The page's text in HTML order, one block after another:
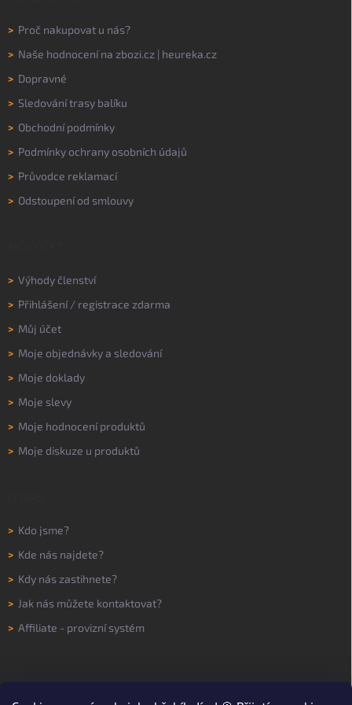
> Proč nakupovat u nás?
> Naše hodnocení na zbozi.cz | heureka.cz
> Dopravné
> Sledování trasy balíku
> Obchodní podmínky
> Podmínky ochrany osobních údajů
> Průvodce reklamací
> Odstoupení od smlouvy
> Výhody členství
> Přihlášení/ registrace zdarma
> Můj účet
> Moje objednávky a sledování
> Moje doklady
> Moje slevy
> Moje hodnocení produktů
> Moje diskuze u produktů
> Kdo jsme?
> Kde nás najdete?
> Kdy nás zastihnete?
> Jak nás můžete kontaktovat?
> Affiliate - provizní systém